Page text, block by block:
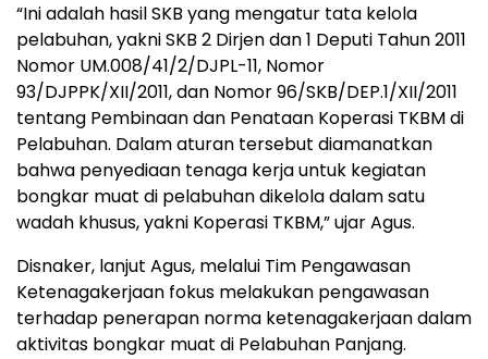
“Ini adalah hasil SKB yang mengatur tata kelola
pelabuhan, yakni SKB 2 Dirjen dan 1 Deputi Tahun 2011
Nomor UM.008/41/2/DJPL-11, Nomor
93/DJPPK/XII/2011, dan Nomor 96/SKB/DEP.1/XII/2011
tentang Pembinaan dan Penataan Koperasi TKBM di
Pelabuhan. Dalam aturan tersebut diamanatkan
bahwa penyediaan tenaga kerja untuk kegiatan
bongkar muat di pelabuhan dikelola dalam satu
wadah khusus, yakni Koperasi TKBM,” ujar Agus.
Disnaker, lanjut Agus, melalui Tim Pengawasan
Ketenagakerjaan fokus melakukan pengawasan
terhadap penerapan norma ketenagakerjaan dalam
aktivitas bongkar muat di Pelabuhan Panjang.